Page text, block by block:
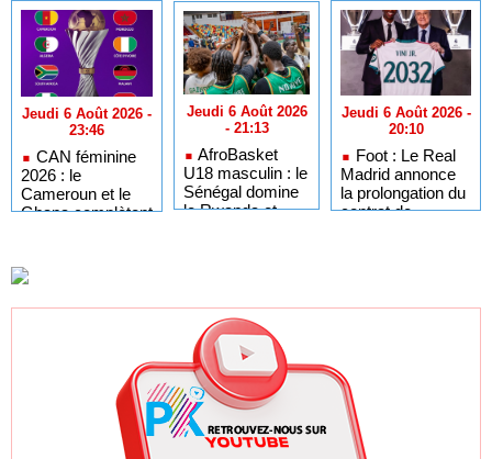
Jeudi 6 Août 2026 -
23:46
CAN féminine
2026 : le
Cameroun et le
Ghana complètent
Jeudi 6 Août 2026
- 21:13
AfroBasket
U18 masculin : le
Sénégal domine
le Rwanda et
Jeudi 6 Août 2026 -
20:10
Foot : Le Real
Madrid annonce
la prolongation du
contrat de